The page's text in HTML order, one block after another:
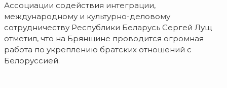
Ассоциации содействия интеграции,
международному и культурно-деловому
сотрудничеству Республики Беларусь Сергей Лущ
отметил, что на Брянщине проводится огромная
работа по укреплению братских отношений с
Белоруссией.